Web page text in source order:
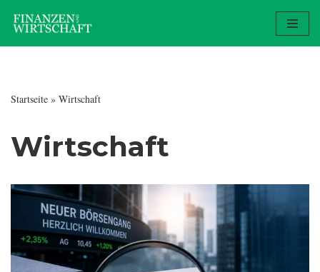
Startseite » Wirtschaft
Wirtschaft